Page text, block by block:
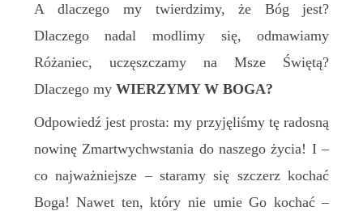
A dlaczego my twierdzimy, że Bóg jest?
Dlaczego nadal modlimy się, odmawiamy
Różaniec, uczęszczamy na Msze Świętą?
Dlaczego my WIERZYMY W BOGA?
Odpowiedź jest prosta: my przyjęliśmy tę radosną
nowinę Zmartwychwstania do naszego życia! I –
co najważniejsze – staramy się szczerz kochać
Boga! Nawet ten, który nie umieGo kochać –